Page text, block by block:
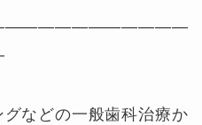
などの一般歯科治療か